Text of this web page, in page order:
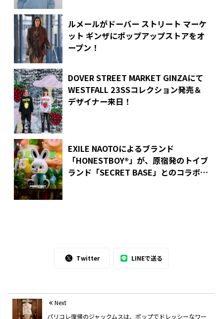
ルメールがドーバー ストリート マーケ
ット ギンザにポップアップストアをオ
ープン！
DOVER STREET MARKET GINZAにて
WESTFALL 23SSコレクション発売＆
デザイナー来日！
EXILE NAOTOによるブランド
「HONESTBOY®」が、 原宿発のトイブ
ランド「SECRET BASE」とのコラボフ
Twitter LINEで送る
Next
パリコレ復帰のジャックムスは、ポップでドレッシーなワー